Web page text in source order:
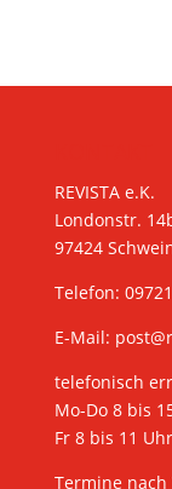
REVISTA e.K.
Londonstr.
97424
Telefon:
E-Mail:
telefonisch
Mo-Do 8 bis
Fr 8 bis 11 Uhr
Termine